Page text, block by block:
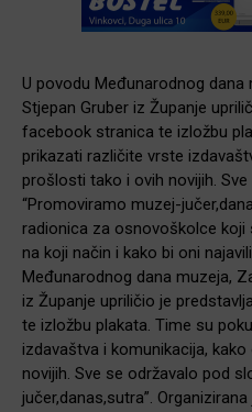
U povodu Međunarodnog dana
Stjepan Gruber iz Županje
facebook stranica te izložbu
prikazati različite vrste
prošlosti tako i ovih novijih.
“Promoviramo muzej-
radionica za osnovoškolce koji
na koji način i kako bi oni
Međunarodnog dana muzeja,
iz Županje upriličio je
te izložbu plakata. Time su
izdavaštva i komunikacija,
novijih. Sve se održavalo pod
jučer,danas,sutra”.